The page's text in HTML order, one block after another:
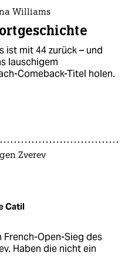
Williams
ist mit 44 zurück – und
lauschigem
Comeback-Titel holen.
Zverev
Catil
French-Open-Sieg des
Haben die nicht ein